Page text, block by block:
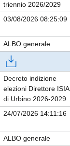
triennio 2026/2029
03/08/2026 08:25:09
ALBO generale
Decreto indizione
elezioni Direttore ISIA
di Urbino 2026-2029
24/07/2026 14:11:16
ALBO generale